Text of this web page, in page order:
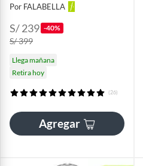
Por FALABELLA
S/ 239 -40%
S/ 399
Llega mañana
Retira hoy
(26)
Agregar